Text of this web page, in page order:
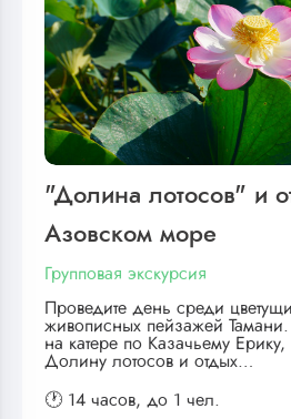
"Долина лотосов" и
Азовском море
Групповая экскурсия
Проведите день среди
живописных пейзажей Тамани.
на катере по Казачьему Ерику,
Долину лотосов и отдых…
🕐 14 часов, до 1 чел.